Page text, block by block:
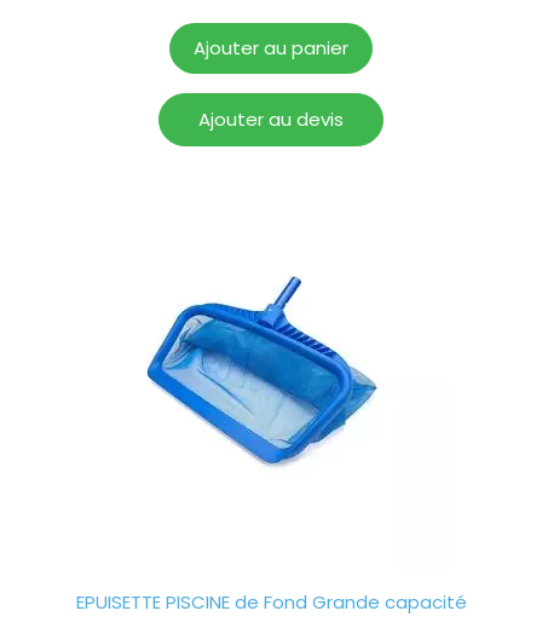
Ajouter au panier
Ajouter au devis
EPUISETTE PISCINE de Fond Grande capacité